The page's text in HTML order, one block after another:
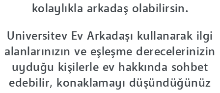
kolaylıkla arkadaş olabilirsin.
Universitev Ev Arkadaşı kullanarak ilgi
alanlarınızın ve eşleşme derecelerinizin
uyduğu kişilerle ev hakkında sohbet
edebilir, konaklamayı düşündüğünüz